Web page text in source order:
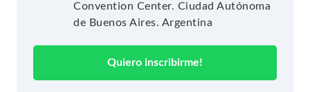
Convention Center. Ciudad Autónoma
de Buenos Aires. Argentina
Quiero inscribirme!